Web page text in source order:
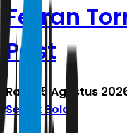
Ferran
Past
Rabu, 5 Agustus
Sepak Bola